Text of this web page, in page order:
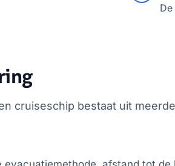
cruiseschip bestaat uit